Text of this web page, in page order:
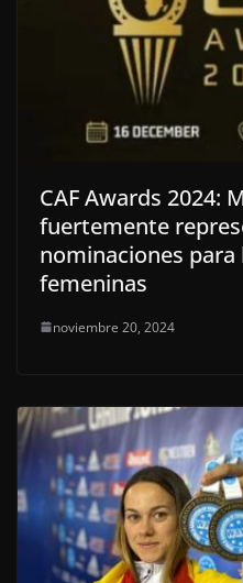
CAF Awards 2024:
fuertemente
nominaciones para
femeninas
noviembre 20, 2024